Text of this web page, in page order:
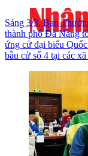
Sáng 3/3, Ban
thành phố Đà Nẵng
ứng cử đại biểu
bầu cử số 4 tại các